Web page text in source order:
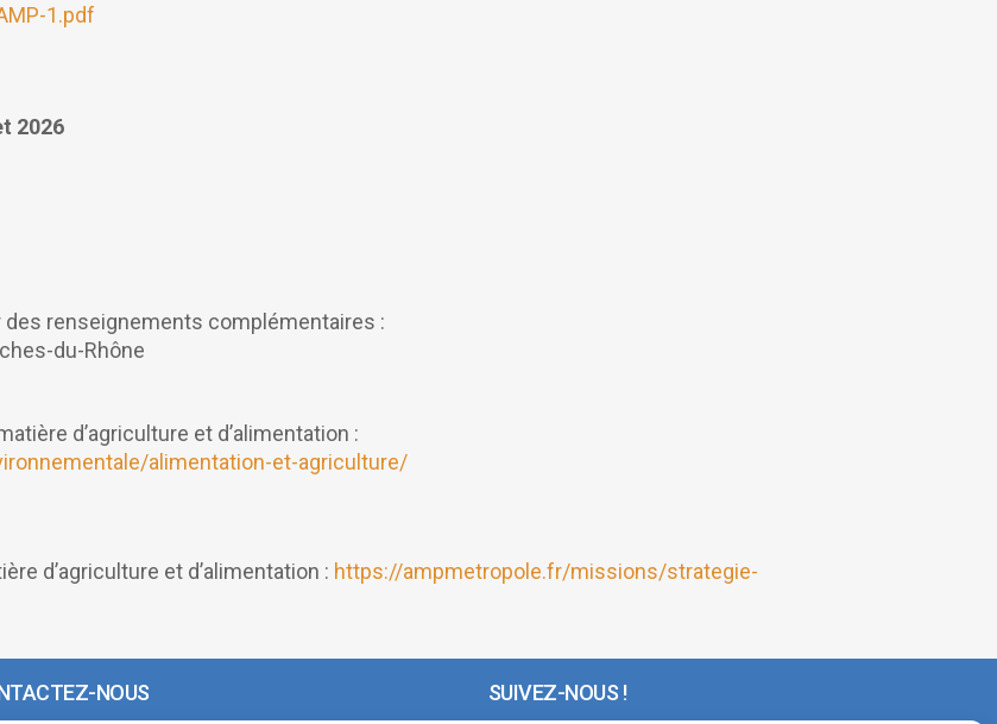
1.pdf
2026
renseignements complémentaires :
du-Rhône
d’agriculture et d’alimentation :
alimentation-et-agriculture/
d’agriculture et d’alimentation : https://ampmetropole.fr/missions/strategie-
NOUS SUIVEZ-NOUS !